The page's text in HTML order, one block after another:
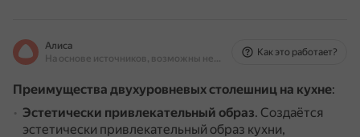
Алиса
На основе источников, возможны неточности
Как это работает?
Преимущества двухуровневых столешниц на кухне:
Эстетически привлекательный образ. Создаётся
эстетически привлекательный образ кухни,